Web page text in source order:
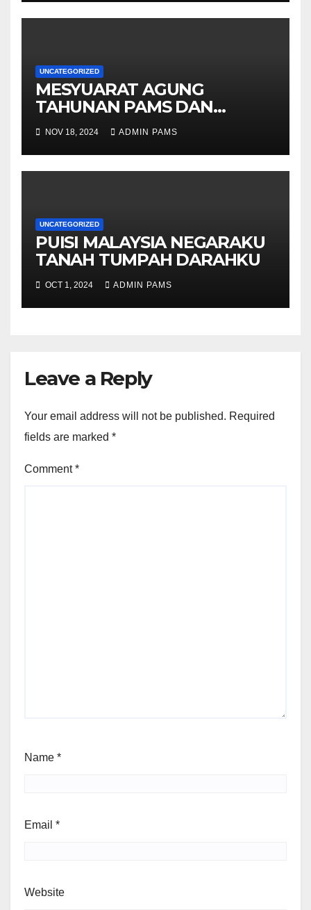
UNCATEGORIZED
MESYUARAT AGUNG
TAHUNAN PAMS DAN
KOPERASI (PEMBENTANGAN
2023)
NOV 18, 2024 ADMIN PAMS
UNCATEGORIZED
PUISI MALAYSIA NEGARAKU
TANAH TUMPAH DARAHKU
OCT 1, 2024 ADMIN PAMS
Leave a Reply
Your email address will not be published. Required
fields are marked *
Comment*
Name *
Email *
Website